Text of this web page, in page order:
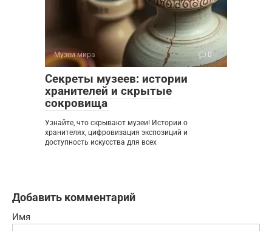
Музеи мира 0
Секреты музеев: истории
хранителей и скрытые
сокровища
Узнайте, что скрывают музеи! Истории о
хранителях, цифровизация экспозиций и
доступность искусства для всех
Добавить комментарий
Имя